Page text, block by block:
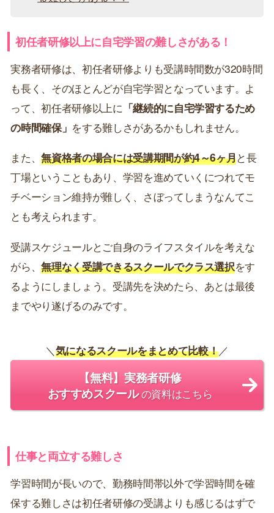
初任者研修以上に自宅学習の難しさがある！
実務者研修は、初任者研修よりも受講時間数が320時間
も長く、そのほとんどが自宅学習となっています。よ
って、初任者研修以上に 「継続的に自宅学習するため
の時間確保」 をする難しさがあるかもしれません。
また、無資格者の場合には受講期間が約4～6ヶ月と長
丁場ということもあり、学習を進めていくにつれてモ
チベーション維持が難しく、さぼってしまうなんてこ
とも考えられます。
受講スケジュールとご自身のライフスタイルを考えな
がら、無理なく受講できるスクールでクラス選択をす
るようにしましょう。受講先を決めたら、あとは最後
までやり遂げるのみです。
＼気になるスクールをまとめて比較！／
【無料】実務者研修
おすすめスクールの資料はこちら
仕事と両立する難しさ
学習時間が長いので、勤務時間帯以外で学習時間を確
保する難しさは初任者研修の受講よりも感じるはずで